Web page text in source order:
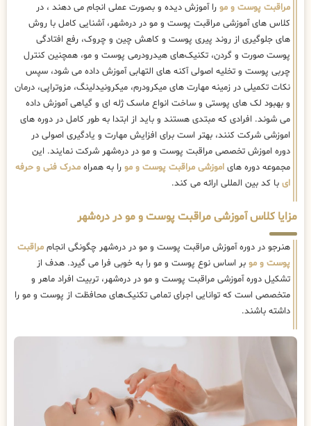
مراقبت پوست و مو را آموزش دیده و بصورت عملی انجام می دهند ، در
کلاس های آموزشی مراقبت پوست و مو در دره‌شهر، آشنایی کامل با روش
های جلوگیری از روند پیری پوست و کاهش چین و چروک، رفع افتادگی
پوست صورت و گردن، تکنیک‌های هیدرودرمی پوست و مو، همچنین کنترل
چربی پوست و تخلیه اصولی آکنه های التهابی آموزش داده می شود، سپس
نکات تکمیلی در زمینه مهارت های میکرودرم، میکرونیدلینگ، مزوتراپی، درمان
و بهبود لک های پوستی و ساخت انواع ماسک ژله ای و گیاهی آموزش داده
می شوند. افرادی که مبتدی هستند و باید از ابتدا به طور کامل در دوره های
اموزشی شرکت کنند، بهتر است برای افزایش مهارت و یادگیری اصولی در
دوره اموزش تخصصی مراقبت پوست و مو در دره‌شهر شرکت نمایند. این
مجموعه دوره های اموزشی مراقبت پوست و مو را به همراه مدرک فنی و حرفه
ای با کد بین المللی ارائه می کند.
مزایا کلاس آموزشی مراقبت پوست و مو در دره‌شهر
هنرجو در دوره آموزش مراقبت پوست و مو در دره‌شهر چگونگی انجام مراقبت
پوست و مو بر اساس نوع پوست و مو را به خوبی فرا می گیرد. هدف از
تشکیل دوره آموزشی مراقبت پوست و مو در دره‌شهر، تربیت افراد ماهر و
متخصصی است که توانایی اجرای تمامی تکنیک‌های محافظت از پوست و مو را
داشته باشند.